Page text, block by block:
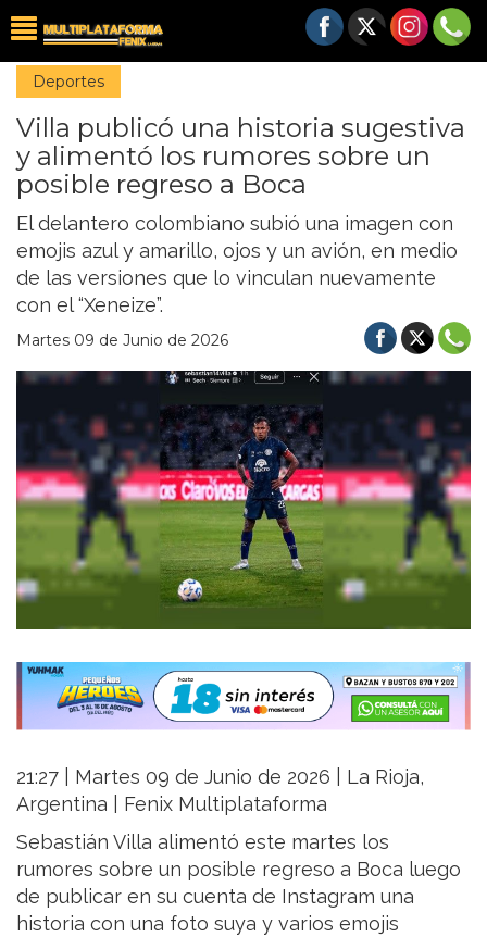
Deportes
Villa publicó una historia sugestiva
y alimentó los rumores sobre un
posible regreso a Boca
El delantero colombiano subió una imagen con
emojis azul y amarillo, ojos y un avión, en medio
de las versiones que lo vinculan nuevamente
con el “Xeneize”.
Martes 09 de Junio de 2026
21:27 | Martes 09 de Junio de 2026 | La Rioja,
Argentina | Fenix Multiplataforma
Sebastián Villa alimentó este martes los
rumores sobre un posible regreso a Boca luego
de publicar en su cuenta de Instagram una
historia con una foto suya y varios emojis